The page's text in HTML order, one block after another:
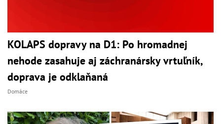
KOLAPS dopravy na D1: Po hromadnej
nehode zasahuje aj záchranársky vrtuľník,
doprava je odklaňaná
Domáce